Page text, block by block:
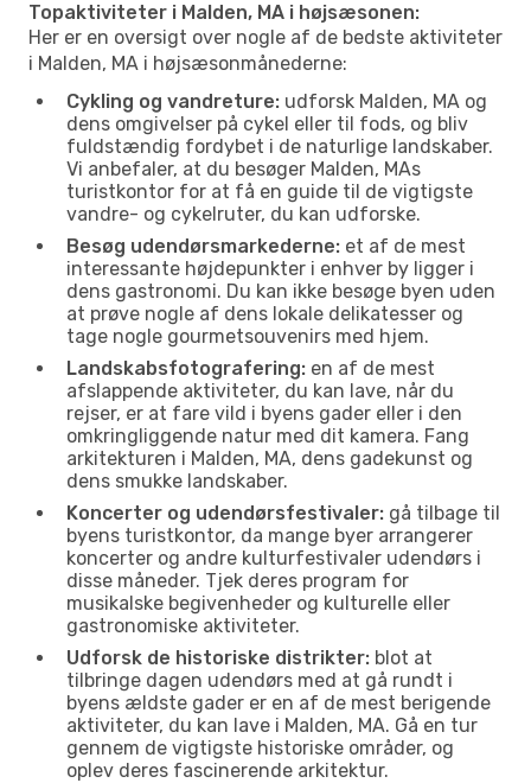
Topaktiviteter i Malden, MA i højsæsonen:
Her er en oversigt over nogle af de bedste aktiviteter
i Malden, MA i højsæsonmånederne:
Cykling og vandreture: udforsk Malden, MA og
dens omgivelser på cykel eller til fods, og bliv
fuldstændig fordybet i de naturlige landskaber.
Vi anbefaler, at du besøger Malden, MAs
turistkontor for at få en guide til de vigtigste
vandre- og cykelruter, du kan udforske.
Besøg udendørsmarkederne: et af de mest
interessante højdepunkter i enhver by ligger i
dens gastronomi. Du kan ikke besøge byen uden
at prøve nogle af dens lokale delikatesser og
tage nogle gourmetsouvenirs med hjem.
Landskabsfotografering: en af de mest
afslappende aktiviteter, du kan lave, når du
rejser, er at fare vild i byens gader eller i den
omkringliggende natur med dit kamera. Fang
arkitekturen i Malden, MA, dens gadekunst og
dens smukke landskaber.
Koncerter og udendørsfestivaler: gå tilbage til
byens turistkontor, da mange byer arrangerer
koncerter og andre kulturfestivaler udendørs i
disse måneder. Tjek deres program for
musikalske begivenheder og kulturelle eller
gastronomiske aktiviteter.
Udforsk de historiske distrikter: blot at
tilbringe dagen udendørs med at gå rundt i
byens ældste gader er en af de mest berigende
aktiviteter, du kan lave i Malden, MA. Gå en tur
gennem de vigtigste historiske områder, og
oplev deres fascinerende arkitektur.